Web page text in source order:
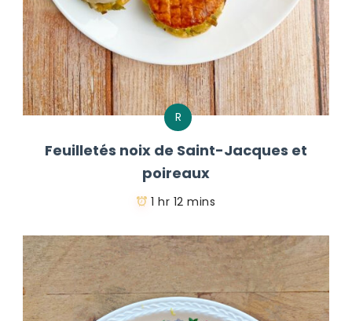
R
Feuilletés noix de Saint-Jacques et
poireaux
1 hr 12 mins